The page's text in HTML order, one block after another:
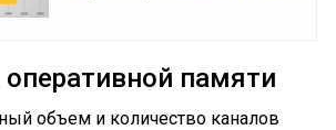
памяти
объем и количество каналов